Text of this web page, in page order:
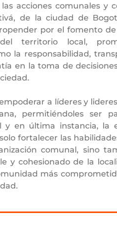
acciones comunales y
de la ciudad de
por el fomento
territorio local,
la responsabilidad,
en la toma de
a líderes y
permitiéndoles ser
y en última instancia, la
fortalecer las
comunal, sino
y cohesionado de la
más